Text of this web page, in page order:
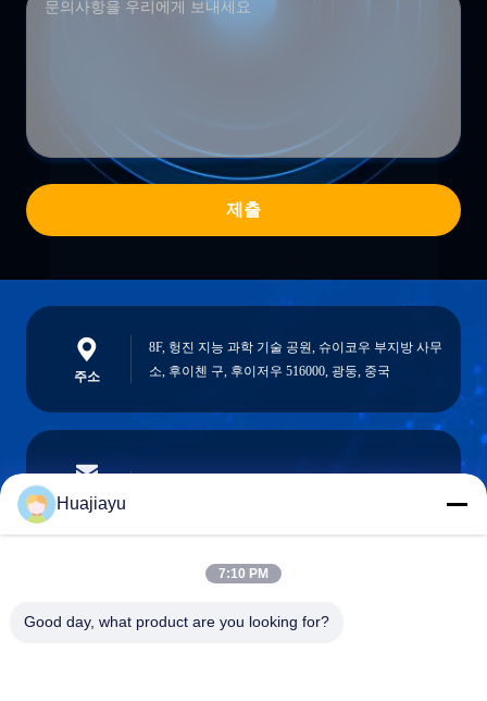
제출
주소
8F, 헝진 지능 과학 기술 공원, 슈이코우 부지방 사무
소, 후이첸 구, 후이저우 516000, 광둥, 중국
이메일
핸드폰
Huajiayu
7:10 PM
Good day, what product are you looking for?